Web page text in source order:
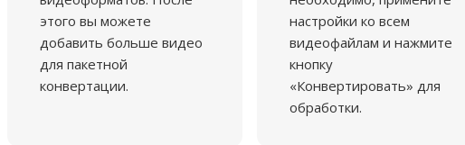
этого вы можете
добавить больше видео
для пакетной
конвертации.
настройки ко всем
видеофайлам и нажмите
кнопку
«Конвертировать» для
обработки.